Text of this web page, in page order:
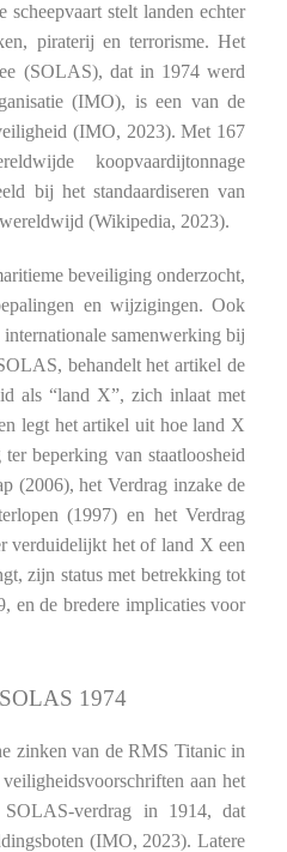
stelt landen echter
piraterij en terrorisme. Het
(SOLAS), dat in 1974 werd
(IMO), is een van de
(IMO, 2023). Met 167
koopvaardijtonnage
bij het standaardiseren van
(Wikipedia, 2023).
beveiliging onderzocht,
en wijzigingen. Ook
samenwerking bij
behandelt het artikel de
als “land X”, zich inlaat met
legt het artikel uit hoe land X
beperking van staatloosheid
(2006), het Verdrag inzake de
(1997) en het Verdrag
verduidelijkt het of land X een
zijn status met betrekking tot
en de bredere implicaties voor
1974
zinken van de RMS Titanic in
aan het
verdrag in 1914, dat
(IMO, 2023). Latere